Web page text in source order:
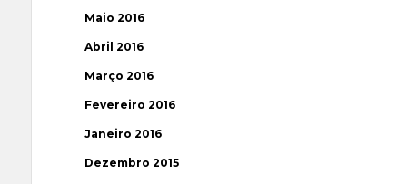
Maio 2016
Abril 2016
Março 2016
Fevereiro 2016
Janeiro 2016
Dezembro 2015